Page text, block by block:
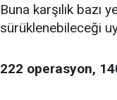
Buna karşılık bazı
sürüklenebileceği
222 operasyon,